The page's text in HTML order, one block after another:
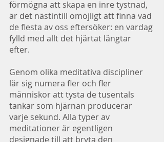
förmögna att skapa en inre tystnad,
är det nästintill omöjligt att finna vad
de flesta av oss eftersöker: en vardag
fylld med allt det hjärtat längtar
efter.
Genom olika meditativa discipliner
lär sig numera fler och fler
människor att tysta de tusentals
tankar som hjärnan producerar
varje sekund. Alla typer av
meditationer är egentligen
designade till att bryta den